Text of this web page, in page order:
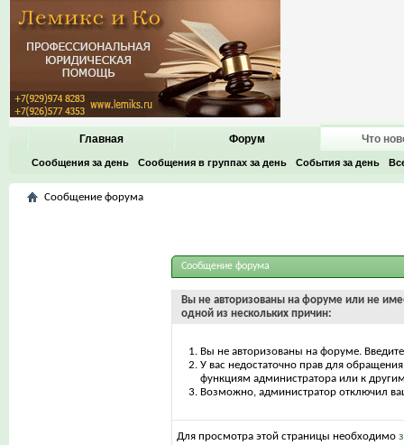
Главная Форум Что
Сообщения за день Сообщения в группах за день События за день
Сообщение форума
Сообщение форума
Вы не авторизованы на форуме или не
одной из нескольких причин:
Вы не авторизованы на форуме.
У вас недостаточно прав для
функциям администратора или к
Возможно, администратор отключил
Для просмотра этой страницы необходимо